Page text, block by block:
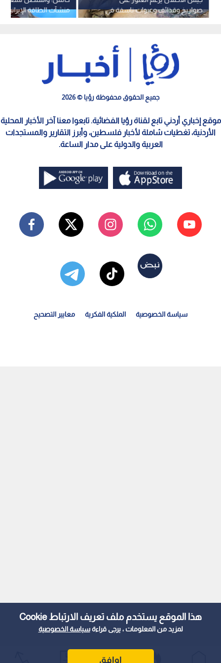
هذا الموقع يستخدم ملف تعريف الارتباط Cookie
لمزيد من المعلومات ، يرجى قراءةسياسة الخصوصية
اوافق
منشآت الطاقة الإيرانية
غزة لجنوب لبنان
صواريخ وقذائف وعبوات ناسفة في
جنوب لبنان
جميع الحقوق محفوظة رؤيا © 2026
موقع إخباري أردني تابع لقناة رؤيا الفضائية. تابعوا معنا آخر الأخبار المحلية
الأردنية، تغطيات شاملة لأخبار فلسطين، وأبرز التقارير والمستجدات
العربية والدولية على مدار الساعة.
سياسة الخصوصية الملكية الفكرية معايير التصحيح